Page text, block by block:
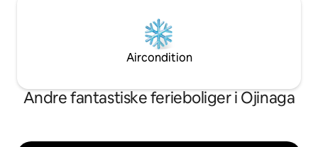
Aircondition
Andre fantastiske ferieboliger i Ojinaga